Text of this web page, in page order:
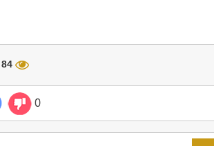
84 مشاهدة
0